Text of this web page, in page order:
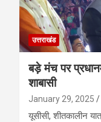
उत्तराखंड
बड़े मंच पर
शाबासी
January 29, 2025
यूसीसी, शीतकालीन